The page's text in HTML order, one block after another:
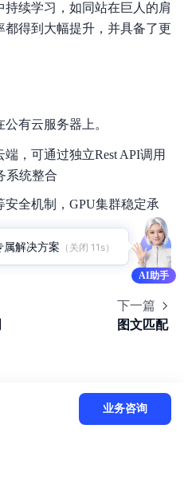
续学习，如同站在巨人的肩
得到大幅提升，并具备了更
有云服务器上。
，可通过独立Rest API调用
系统整合
全机制，GPU集群稳定承
下一篇
图文匹配
AI助手
属解决方案 （关闭 11 s）
业务咨询